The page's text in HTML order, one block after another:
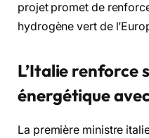
projet promet de
hydrogène vert de
L’Italie renforce
énergétique
La première ministre